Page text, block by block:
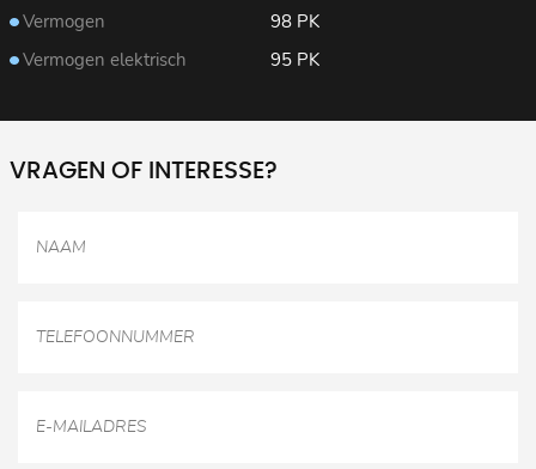
Vermogen
98 PK
Vermogen elektrisch
95 PK
VRAGEN OF INTERESSE?